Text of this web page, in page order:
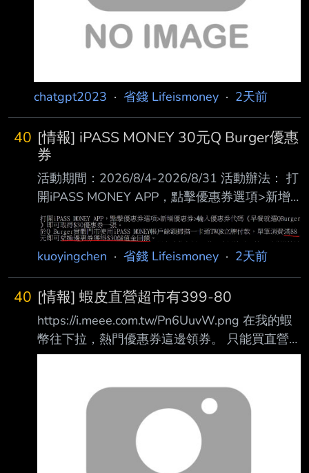
chatgpt2023 · 省錢 Lifeismoney · 2天前
40 [情報] iPASS MONEY 30元Q Burger優惠
券
活動期間：2026/8/4-2026/8/31 活動辦法： 打
開iPASS MONEY APP，點擊優惠券選項>新增
優惠券>輸入優惠券代碼《早餐就選QBurger 》
即可取得$30優惠券一張。 於Q Burger實體門市
使用iPASS MONEY帳戶餘額掃描一卡通TWQR
得$30儲值金回饋。 2026/12/31前，使用
iPASS MONEY付款，另享消費金額10%的一卡
通綠點回饋，活動詳情請 見一卡通官網說明。
注意事項： 優惠券每人限領一張，限時不限
kuoyingchen · 省錢 Lifeismoney · 2天前
40 [情報] 蝦皮直營超市有399-80
https://i.meee.com.tw/Pn6UuvW.png 在我的蝦
幣往下拉，熱門優惠券這邊領券。 只能買直營
超市，要花費一蝦而且有限制品項。 我已經領
https://i.meee.com.tw/Hh0HJkf.png 疊新品七折
券，雙券疊加買八袋平均一袋44。 少數能讓你
用券的統一商品。 ---- Sent from BePTT on my
Motorola moto g56 5G --